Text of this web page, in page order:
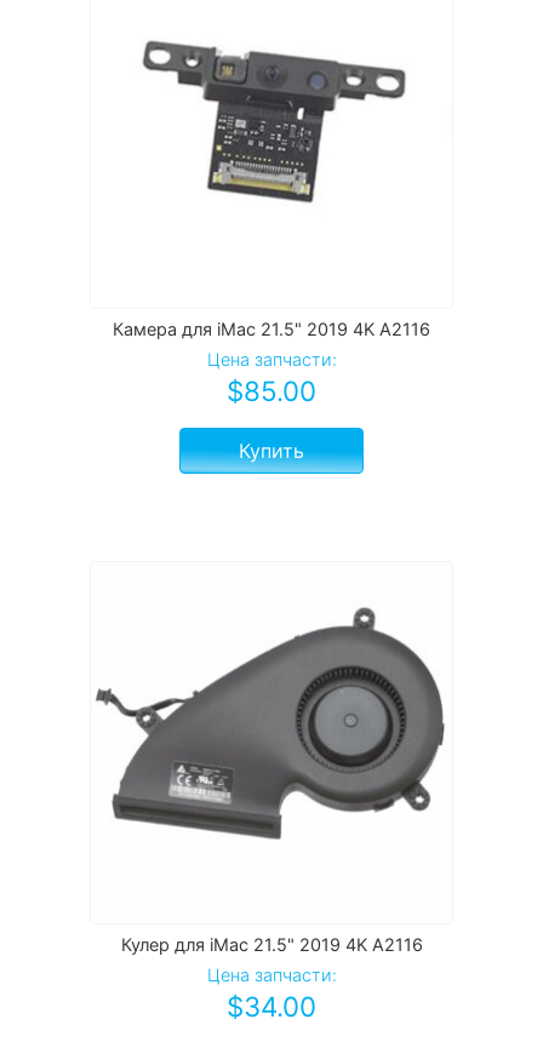
Камера для iMac 21.5" 2019 4K A2116
Цена запчасти:
$85.00
Купить
Кулер для iMac 21.5" 2019 4K A2116
Цена запчасти:
$34.00